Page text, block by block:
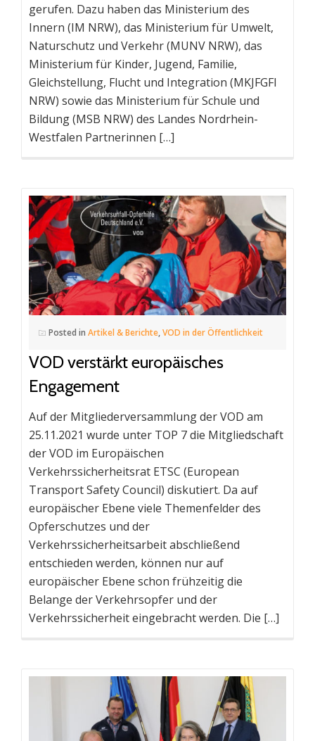
gerufen. Dazu haben das Ministerium des
Innern (IM NRW), das Ministerium für Umwelt,
Naturschutz und Verkehr (MUNV NRW), das
Ministerium für Kinder, Jugend, Familie,
Gleichstellung, Flucht und Integration (MKJFGFI
NRW) sowie das Ministerium für Schule und
Bildung (MSB NRW) des Landes Nordrhein-
Westfalen Partnerinnen […]
Posted in Artikel & Berichte,VOD in der Öffentlichkeit
VOD verstärkt europäisches
Engagement
Auf der Mitgliederversammlung der VOD am
25.11.2021 wurde unter TOP 7 die Mitgliedschaft
der VOD im Europäischen
Verkehrssicherheitsrat ETSC (European
Transport Safety Council) diskutiert. Da auf
europäischer Ebene viele Themenfelder des
Opferschutzes und der
Verkehrssicherheitsarbeit abschließend
entschieden werden, können nur auf
europäischer Ebene schon frühzeitig die
Belange der Verkehrsopfer und der
Verkehrssicherheit eingebracht werden. Die […]